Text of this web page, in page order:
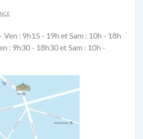
Ven : 9h15 - 19h et Sam : 10h - 18h
: 9h30 - 18h30 et Sam : 10h -